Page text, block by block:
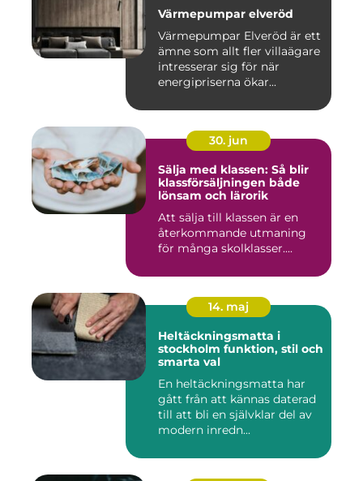
Värmepumpar elveröd
Värmepumpar Elveröd är ett
ämne som allt fler villaägare
intresserar sig för när
energipriserna ökar...
30. jun
Sälja med klassen: Så blir
klassförsäljningen både
lönsam och lärorik
Att sälja till klassen är en
återkommande utmaning
för många skolklasser....
14. maj
Heltäckningsmatta i
stockholm funktion, stil och
smarta val
En heltäckningsmatta har
gått från att kännas daterad
till att bli en självklar del av
modern inredn...